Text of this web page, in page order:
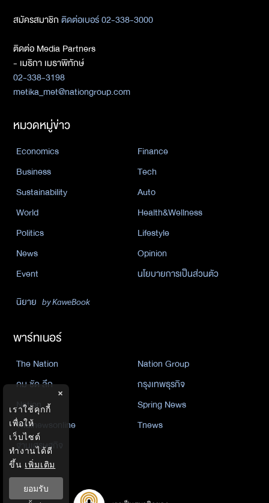
สมัครสมาชิกติดต่อเบอร์ 02-338-3000
ติดต่อ Media Partners
- เมธิกา เมธาพิทักษ์
02-338-3198
metika_met@nationgroup.com
หมวดหมู่ข่าว
Economics
Finance
Business
Tech
Sustainability
Auto
World
Health&Wellness
Politics
Lifestyle
News
Opinion
Event
นโยบายการเป็นส่วนตัว
นิยาย by KaweBook
พาร์ทเนอร์
The Nation
Nation Group
คม ชัด ลึก
กรุงเทพธุรกิจ
Nation
Spring News
Thainewsonline
Tnews
ฐานเศรษฐกิจ
×
เราใช้คุกกี้
เพื่อให้
เว็บไซต์
ทำงานได้ดี
ขึ้น เพิ่มเติม
ยอมรับ